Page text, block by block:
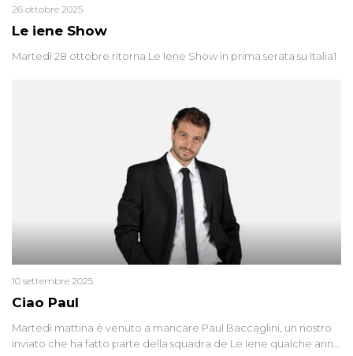
Le iene Show
26 ottobre 2025
Martedì 28 ottobre ritorna Le Iene Show in prima serata su Italia1
Ciao Paul
10 settembre 2025
Martedì mattina è venuto a mancare Paul Baccaglini, un nostro
inviato che ha fatto parte della squadra de Le Iene qualche anno